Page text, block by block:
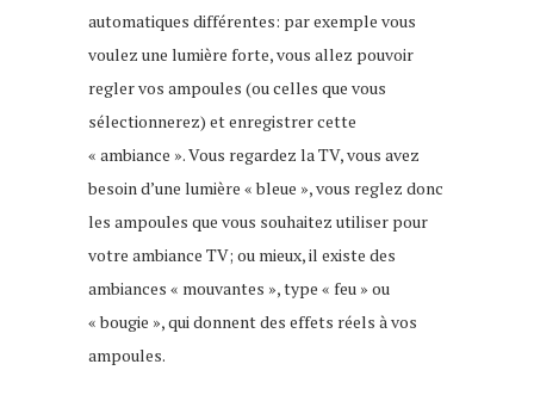
automatiques différentes: par exemple vous
voulez une lumière forte, vous allez pouvoir
regler vos ampoules (ou celles que vous
sélectionnerez) et enregistrer cette
« ambiance ». Vous regardez la TV, vous avez
besoin d’une lumière « bleue », vous reglez donc
les ampoules que vous souhaitez utiliser pour
votre ambiance TV; ou mieux, il existe des
ambiances « mouvantes », type « feu » ou
« bougie », qui donnent des effets réels à vos
ampoules.